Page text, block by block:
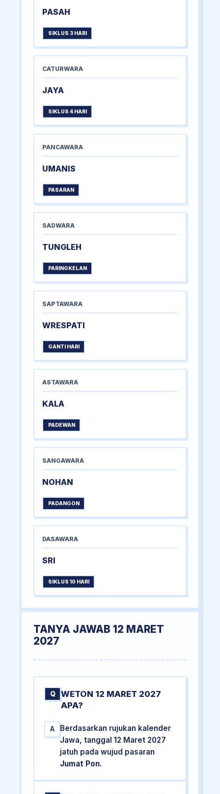
PASAH
SIKLUS 3 HARI
CATURWARA
JAYA
SIKLUS 4 HARI
PANCAWARA
UMANIS
PASARAN
SADWARA
TUNGLEH
PARINGKELAN
SAPTAWARA
WRESPATI
GANTI HARI
ASTAWARA
KALA
PADEWAN
SANGAWARA
NOHAN
PADANGON
DASAWARA
SRI
SIKLUS 10 HARI
TANYA JAWAB 12 MARET
2027
Q
WETON 12 MARET 2027
APA?
A
Berdasarkan rujukan kalender
Jawa, tanggal 12 Maret 2027
jatuh pada wujud pasaran
Jumat Pon.